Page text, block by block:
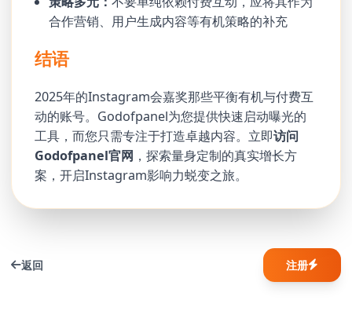
合作营销、用户生成内容等有机策略的补充
结语
2025年的Instagram会嘉奖那些平衡有机与付费互
动的账号。Godofpanel为您提供快速启动曝光的
工具，而您只需专注于打造卓越内容。立即访问
Godofpanel官网 ，探索量身定制的真实增长方
案，开启Instagram影响力蜕变之旅。
返回 注册